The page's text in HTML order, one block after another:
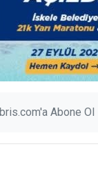
Abone Ol